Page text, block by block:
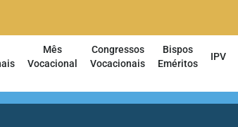
Mês
Vocacional
Congressos
Vocacionais
Bispos
Eméritos
IPV